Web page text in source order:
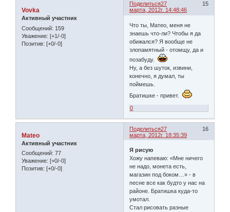
Поделиться 15
27
марта, 2012г. 14:48:46
Vovka
Активный участник
Сообщений: 159
Уважение: [+1/-0]
Позитив: [+0/-0]
Что ты, Матео, меня не
знаешь что-ли? Чтобы я да
обижался? Я вообще не
злопамятный - отомщу, да и
позабуду.
Ну, а без шуток, извини,
конечно, я думал, ты
поймешь.
Братишке - привет.
0
Поделиться 16
27
марта, 2012г. 18:35:39
Mateo
Активный участник
Сообщений: 77
Уважение: [+0/-0]
Позитив: [+0/-0]
Я рисую
Хожу напеваю: «Мне ничего
не надо, монета есть,
магазин под боком…» - в
песне все как будто у нас на
районе. Братишка куда-то
умотал.
Стал рисовать разные